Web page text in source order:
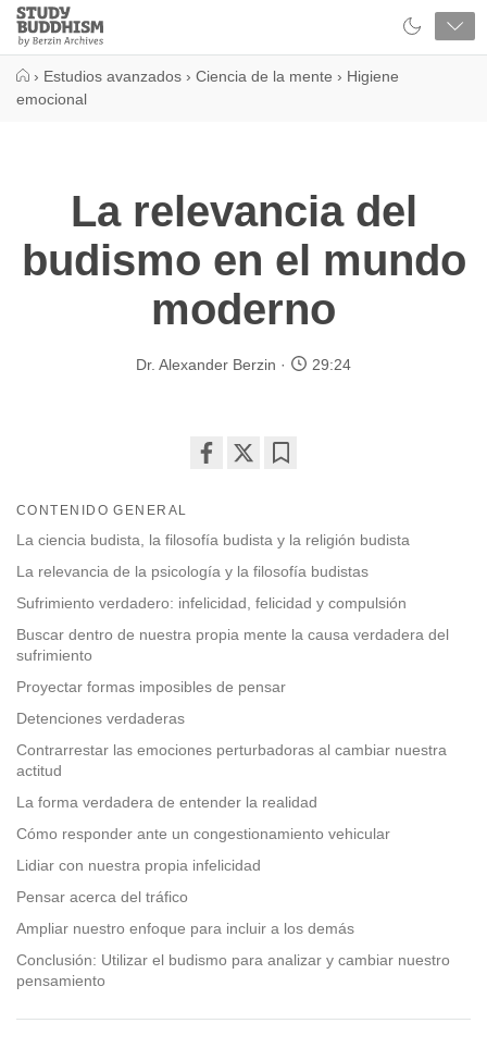
Close
Study
Buddhism
› Estudios avanzados › Ciencia de la mente › Higiene
emocional
La relevancia del
budismo en el mundo
moderno
Dr. Alexander Berzin 29:24
facebook
CONTENIDO GENERAL
La ciencia budista, la filosofía budista y la religión budista
La relevancia de la psicología y la filosofía budistas
Sufrimiento verdadero: infelicidad, felicidad y compulsión
Buscar dentro de nuestra propia mente la causa verdadera del
sufrimiento
Proyectar formas imposibles de pensar
Detenciones verdaderas
Contrarrestar las emociones perturbadoras al cambiar nuestra
actitud
La forma verdadera de entender la realidad
Cómo responder ante un congestionamiento vehicular
Lidiar con nuestra propia infelicidad
Pensar acerca del tráfico
Ampliar nuestro enfoque para incluir a los demás
Conclusión: Utilizar el budismo para analizar y cambiar nuestro
pensamiento